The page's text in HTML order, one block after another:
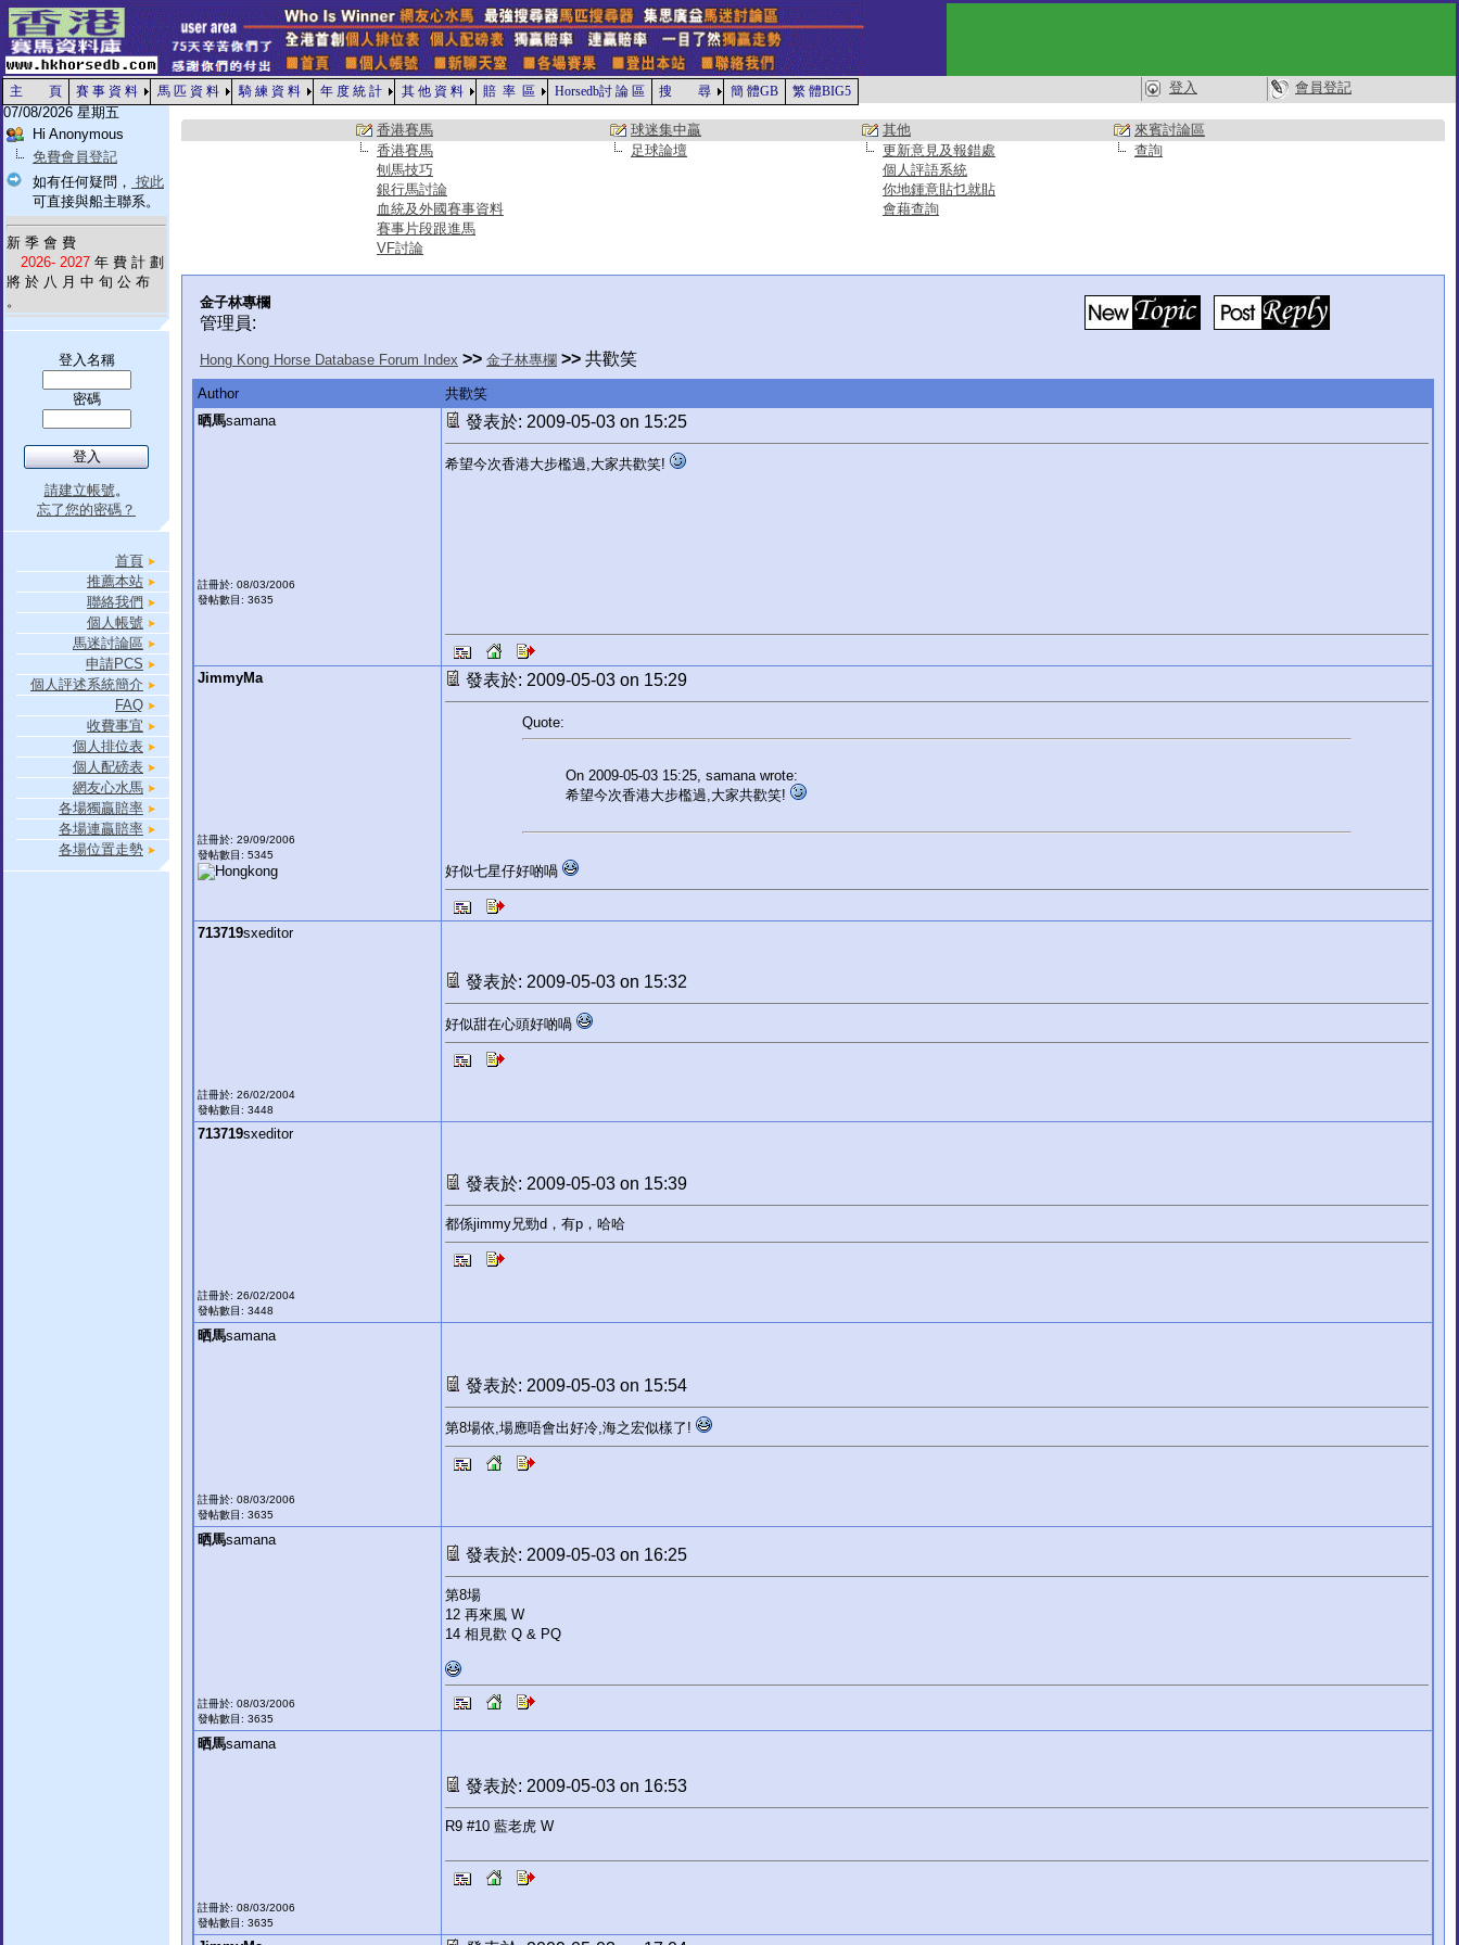
主 頁 賽 事 資 料 馬 匹 資 料 騎 練 資 料 年 度 統 計 其 他 資 料 賠 率 區 Horsedb討 論 區 搜 尋 簡 體GB 繁 體BIG5 登入
會員登記
07/08/2026 星期五
Hi Anonymous
免費會員登記
如有任何疑問， 按此
可直接與船主聯系。
新 季 會 費
2026- 2027 年 費 計 劃
將 於 八 月 中 旬 公 布
。
登入名稱
密碼
請建立帳號。
忘了您的密碼？
首頁
推薦本站
聯絡我們
個人帳號
馬迷討論區
申請PCS
個人評述系統簡介
FAQ
收費事宜
個人排位表
個人配磅表
網友心水馬
各場獨贏賠率
各場連贏賠率
各場位置走勢
香港賽馬 球迷集中贏 其他
來賓討論區
香港賽馬
足球論壇 更新意見及報錯處
查詢
刨馬技巧
個人評語系統
銀行馬討論
你地鍾意貼乜就貼
血統及外國賽事資料
會藉查詢
賽事片段跟進馬
VF討論
金子林專欄
管理員:
Hong Kong Horse Database Forum Index >> 金子林專欄 >> 共歡笑
Author
共歡笑
晒馬samana
註冊於: 08/03/2006
發帖數目: 3635
發表於: 2009-05-03 on 15:25
希望今次香港大步檻過,大家共歡笑!
JimmyMa
註冊於: 29/09/2006
發帖數目: 5345
發表於: 2009-05-03 on 15:29
Quote:
On 2009-05-03 15:25, samana wrote:
希望今次香港大步檻過,大家共歡笑!
好似七星仔好啲喎
713719sxeditor
註冊於: 26/02/2004
發帖數目: 3448
發表於: 2009-05-03 on 15:32
好似甜在心頭好啲喎
713719sxeditor
註冊於: 26/02/2004
發帖數目: 3448
發表於: 2009-05-03 on 15:39
都係jimmy兄勁d，有p，哈哈
晒馬samana
註冊於: 08/03/2006
發帖數目: 3635
發表於: 2009-05-03 on 15:54
第8場依,場應唔會出好冷,海之宏似樣了!
晒馬samana
註冊於: 08/03/2006
發帖數目: 3635
發表於: 2009-05-03 on 16:25
第8場
12 再來風 W
14 相見歡 Q & PQ
晒馬samana
註冊於: 08/03/2006
發帖數目: 3635
發表於: 2009-05-03 on 16:53
R9 #10 藍老虎 W